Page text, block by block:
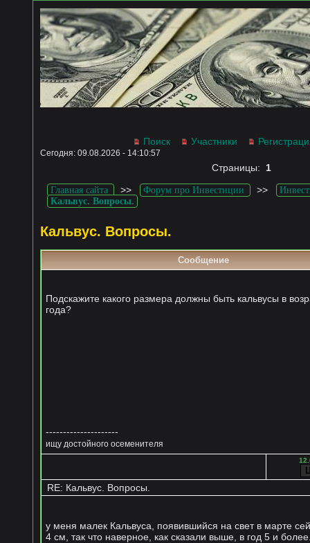
Поиск Участники
Сегодня: 09.08.2026 - 14:10:57
Страницы: 1
Главная сайта >> Форум про Инвестиции >>
Кальвус. Вопросы.
Кальвус. Вопросы.
Сообщение
Подскажите какого размера должны быть кальвусы в
года?
---------------------
ищу достойного осеменителя
RE: Кальвус. Вопросы.
у меня малек Кальвуса, появившийся на свет в марте
4 см, так что наверное, как сказали выше, в год 5 и